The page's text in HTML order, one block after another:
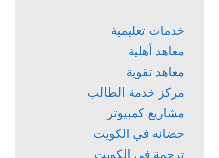
خدمات تعليمية
معاهد أهلية
معاهد تقوية
مركز خدمة الطالب
مشاريع كمبيوتر
حضانة في الكويت
ترجمة في الكويت